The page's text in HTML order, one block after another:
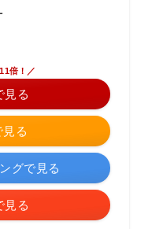
る
倍！／
見る
グで見る
見る